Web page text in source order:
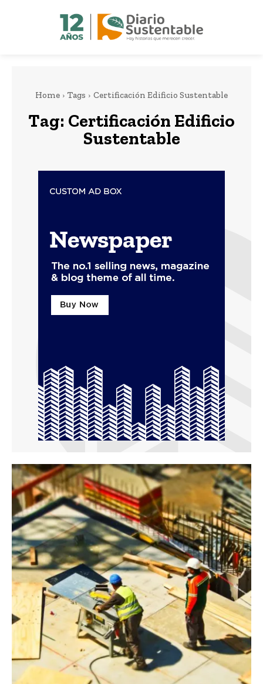
Home Tags Certificación Edificio Sustentable
Tag: Certificación Edificio
Sustentable